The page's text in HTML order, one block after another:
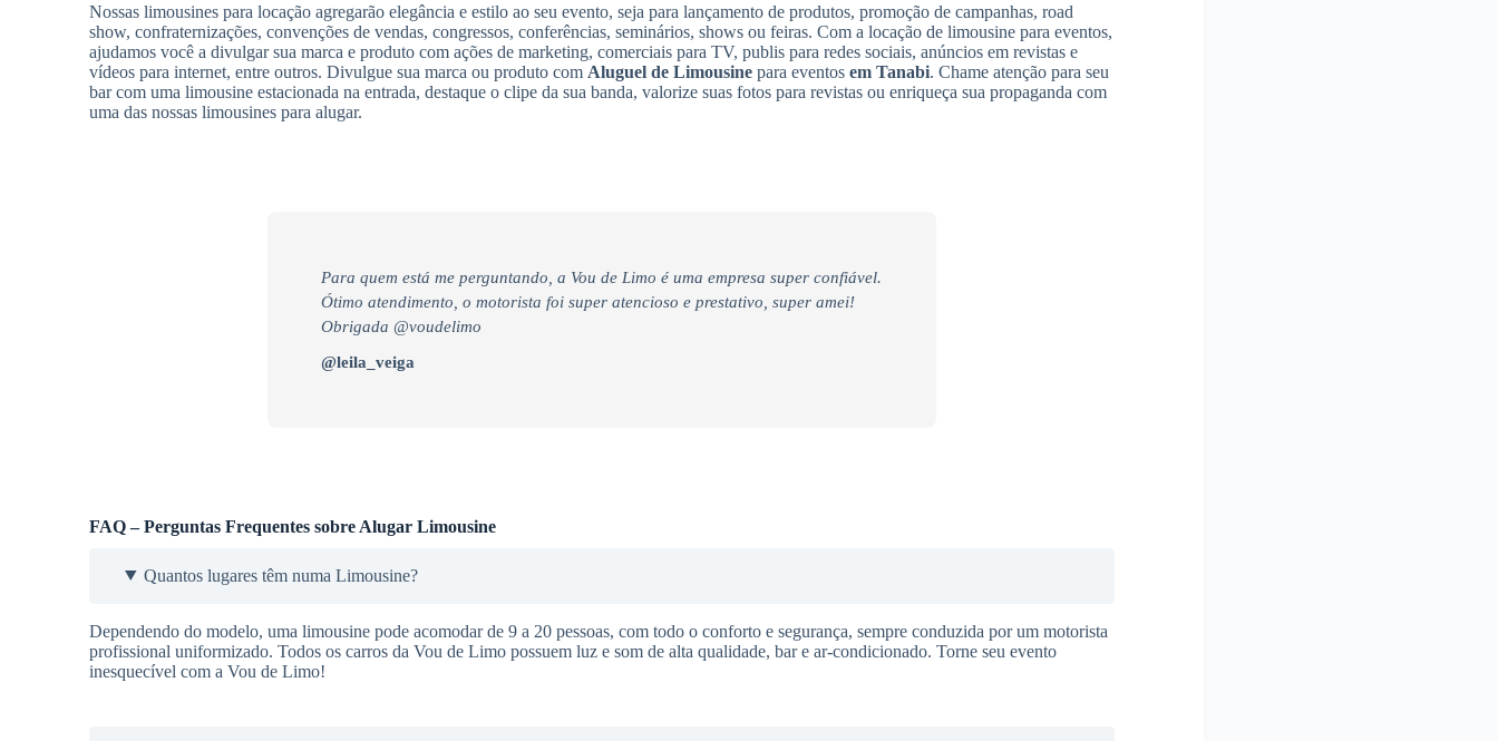
Nossas limousines para locação agregarão elegância e estilo ao seu evento, seja para lançamento de produtos, promoção de campanhas, road
show, confraternizações, convenções de vendas, congressos, conferências, seminários, shows ou feiras. Com a locação de limousine para eventos,
ajudamos você a divulgar sua marca e produto com ações de marketing, comerciais para TV, publis para redes sociais, anúncios em revistas e
vídeos para internet, entre outros. Divulgue sua marca ou produto com Aluguel de Limousine para eventos em Tanabi. Chame atenção para seu
bar com uma limousine estacionada na entrada, destaque o clipe da sua banda, valorize suas fotos para revistas ou enriqueça sua propaganda com
uma das nossas limousines para alugar.
Para quem está me perguntando, a Vou de Limo é uma empresa super confiável.
Ótimo atendimento, o motorista foi super atencioso e prestativo, super amei!
Obrigada @voudelimo
@leila_veiga
FAQ – Perguntas Frequentes sobre Alugar Limousine
Quantos lugares têm numa Limousine?
Dependendo do modelo, uma limousine pode acomodar de 9 a 20 pessoas, com todo o conforto e segurança, sempre conduzida por um motorista
profissional uniformizado. Todos os carros da Vou de Limo possuem luz e som de alta qualidade, bar e ar-condicionado. Torne seu evento
inesquecível com a Vou de Limo!